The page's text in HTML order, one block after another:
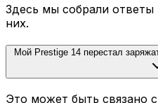
Здесь мы собрали
них.
Мой Prestige 14 перестал
Это может быть связано